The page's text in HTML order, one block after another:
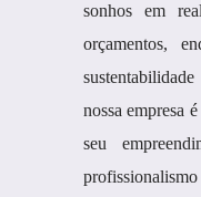
sonhos em
orçamentos,
nossa empresa
seu